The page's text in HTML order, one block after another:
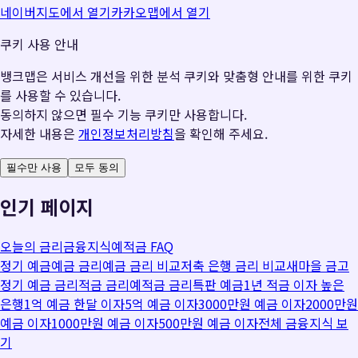
네이버지도에서 열기카카오맵에서 열기
쿠키 사용 안내
뱅크맵은 서비스 개선을 위한 분석 쿠키와 맞춤형 안내를 위한 쿠키
를 사용할 수 있습니다.
동의하지 않으면 필수 기능 쿠키만 사용합니다.
자세한 내용은 개인정보처리방침을 확인해 주세요.
필수만 사용 모두 동의
인기 페이지
오늘의 금리금융지식예적금 FAQ
정기 예금예금 금리예금 금리 비교저축 은행 금리 비교새마을 금고
정기 예금 금리적금 금리예적금 금리특판 예금1년 적금 이자 높은
은행1억 예금 한달 이자5억 예금 이자3000만원 예금 이자2000만원
예금 이자1000만원 예금 이자500만원 예금 이자전체 금융지식 보
기